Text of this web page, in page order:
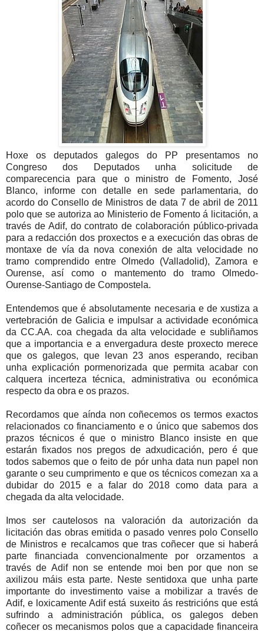
Hoxe os deputados galegos do PP presentamos no
Congreso dos Deputados unha solicitude de
comparecencia para que o ministro de Fomento, José
Blanco, informe con detalle en sede parlamentaria, do
acordo do Consello de Ministros de data 7 de abril de 2011
polo que se autoriza ao Ministerio de Fomento á licitación, a
través de Adif, do contrato de colaboración público-privada
para a redacción dos proxectos e a execución das obras de
montaxe de vía da nova conexión de alta velocidade no
tramo comprendido entre Olmedo (Valladolid), Zamora e
Ourense, así como o mantemento do tramo Olmedo-
Ourense-Santiago de Compostela.
Entendemos que é absolutamente necesaria e de xustiza a
vertebración de Galicia e impulsar a actividade económica
da CC.AA. coa chegada da alta velocidade e subliñamos
que a importancia e a envergadura deste proxecto merece
que os galegos, que levan 23 anos esperando, reciban
unha explicación pormenorizada que permita acabar con
calquera incerteza técnica, administrativa ou económica
respecto da obra e os prazos.
Recordamos que aínda non coñecemos os termos exactos
relacionados co financiamento e o único que sabemos dos
prazos técnicos é que o ministro Blanco insiste en que
estarán fixados nos pregos de adxudicación, pero é que
todos sabemos que o feito de pór unha data nun papel non
garante o seu cumprimento e que os técnicos comezan xa a
dubidar do 2015 e a falar do 2018 como data para a
chegada da alta velocidade.
Imos ser cautelosos na valoración da autorización da
licitación das obras emitida o pasado venres polo Consello
de Ministros e recalcamos que tras coñecer que si haberá
parte financiada convencionalmente por orzamentos a
través de Adif non se entende moi ben por que non se
axilizou máis esta parte. Neste sentidoxa que unha parte
importante do investimento vaise a mobilizar a través de
Adif, e loxicamente Adif está suxeito ás restricións que está
sufrindo a administración pública, os galegos deben
coñecer os mecanismos polos que a capacidade financeira